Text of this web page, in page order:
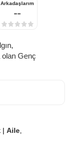
Arkadaşlarım
--
Genç
| Aile,